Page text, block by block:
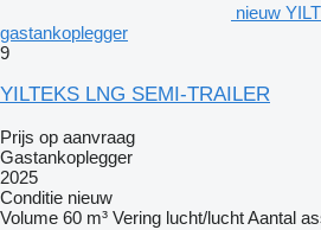
nieuw
gastankoplegger
9
YILTEKS LNG SEMI-TRAILER
Prijs op aanvraag
Gastankoplegger
2025
Conditie nieuw
Volume 60 m³ Vering lucht/luchtAantal